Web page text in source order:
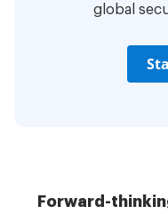
global
Forward-